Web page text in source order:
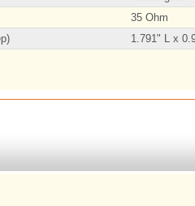
35 Ohm
1.791" L x